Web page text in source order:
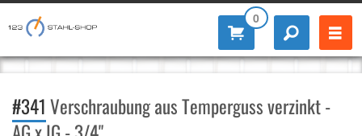
0
#341 Verschraubung aus Temperguss verzinkt -